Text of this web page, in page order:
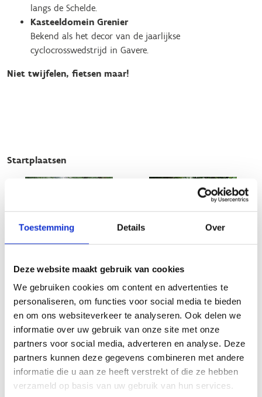
Toestemming Details Over
Deze website maakt gebruik van cookies
We gebruiken cookies om content en advertenties te
personaliseren, om functies voor social media te bieden
en om ons websiteverkeer te analyseren. Ook delen we
informatie over uw gebruik van onze site met onze
partners voor social media, adverteren en analyse. Deze
partners kunnen deze gegevens combineren met andere
informatie die u aan ze heeft verstrekt of die ze hebben
verzameld op basis van uw gebruik van hun services.
langs de Schelde.
Kasteeldomein Grenier
Bekend als het decor van de jaarlijkse
cyclocrosswedstrijd in Gavere.
Niet twijfelen, fietsen maar!
Startplaatsen